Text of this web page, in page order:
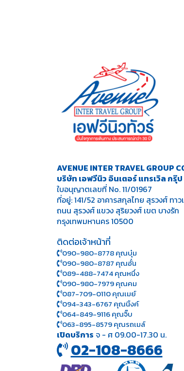
AVENUE INTER TRAVEL GROUP
บริษัท เอฟวีนิว อินเตอร์ แทรเวิล กรุ๊
ใบอนุญาตเลขที่ No. 11/01967
ที่อยู่: 141/52 อาคารสกุลไทย สุรวงศ์ ทาว
ถนน สุรวงศ์ แขวง สุริยวงศ์ เขต บางรัก
กรุงเทพมหานคร 10500
ติดต่อเจ้าหน้าที่
090-980-8778 คุณบุ๋ม
090-980-8787 คุณอั๋น
089-488-7474 คุณหนึ่ง
090-980-7979 คุณคม
087-709-0110 คุณเมย์
094-343-6767 คุณนิ้งค์
064-849-9116 คุณจิ๊บ
063-895-8 579คุณรถเมล์
เปิดบริการ จ - ศ 09.00-17.30 น.
02-108-8666